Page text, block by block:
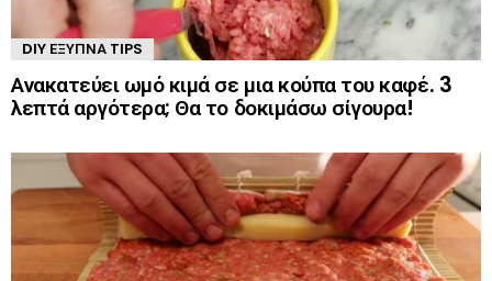
DIY ΈΞΥΠΝΑ TIPS
Ανακατεύει ωμό κιμά σε μια κούπα του καφέ. 3
λεπτά αργότερα; Θα το δοκιμάσω σίγουρα!